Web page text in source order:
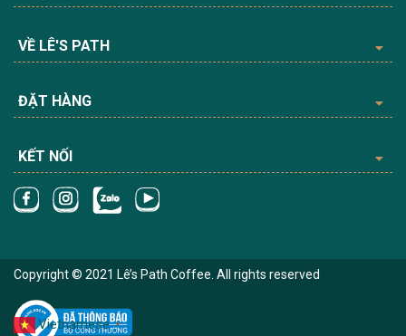
VỀ LÊ'S PATH
ĐẶT HÀNG
KẾT NỐI
Copyright © 2021 Lê’s Path Coffee. All rights reserved
Vietnamese ▼